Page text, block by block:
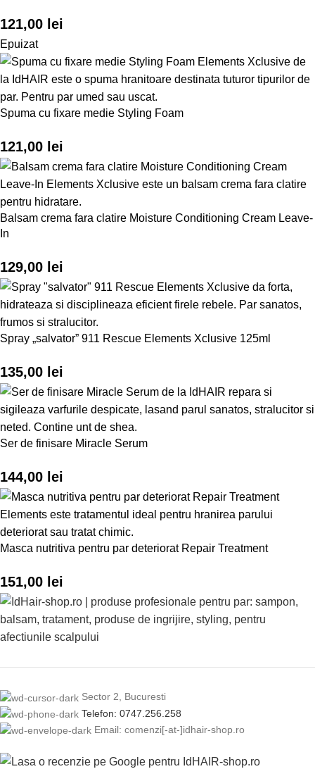
121,00 lei
Epuizat
Spuma cu fixare medie Styling Foam
121,00 lei
Balsam crema fara clatire Moisture Conditioning Cream Leave-
In
129,00 lei
Spray „salvator” 911 Rescue Elements Xclusive 125ml
135,00 lei
Ser de finisare Miracle Serum
144,00 lei
Masca nutritiva pentru par deteriorat Repair Treatment
151,00 lei
Sector 2, Bucuresti
Telefon: 0747.256.258
Email: comenzi[-at-]idhair-shop.ro